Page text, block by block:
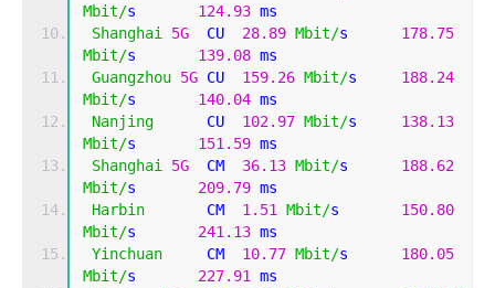
Mbit/s 124.93 ms
Shanghai
5G
  CU
28.89 Mbit/s 178.75
Mbit/s 139.08 ms
Guangzhou 5G CU 159.26 Mbit/s 188.24
Mbit/s 140.04 ms
Nanjing
      CU
102.97 Mbit/s 138.13
Mbit/s 151.59 ms
Shanghai
5G
  CM
36.13 Mbit/s 188.62
Mbit/s 209.79 ms
Harbin
       CM
1.51 Mbit/s 150.80
Mbit/s 241.13 ms
Yinchuan
     CM
10.77 Mbit/s 180.05
Mbit/s 227.91
ms